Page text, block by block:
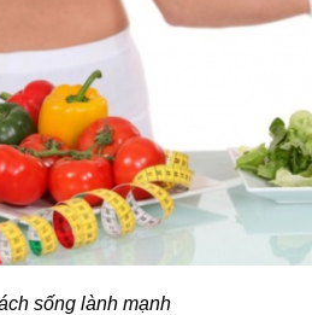
sống lành mạnh